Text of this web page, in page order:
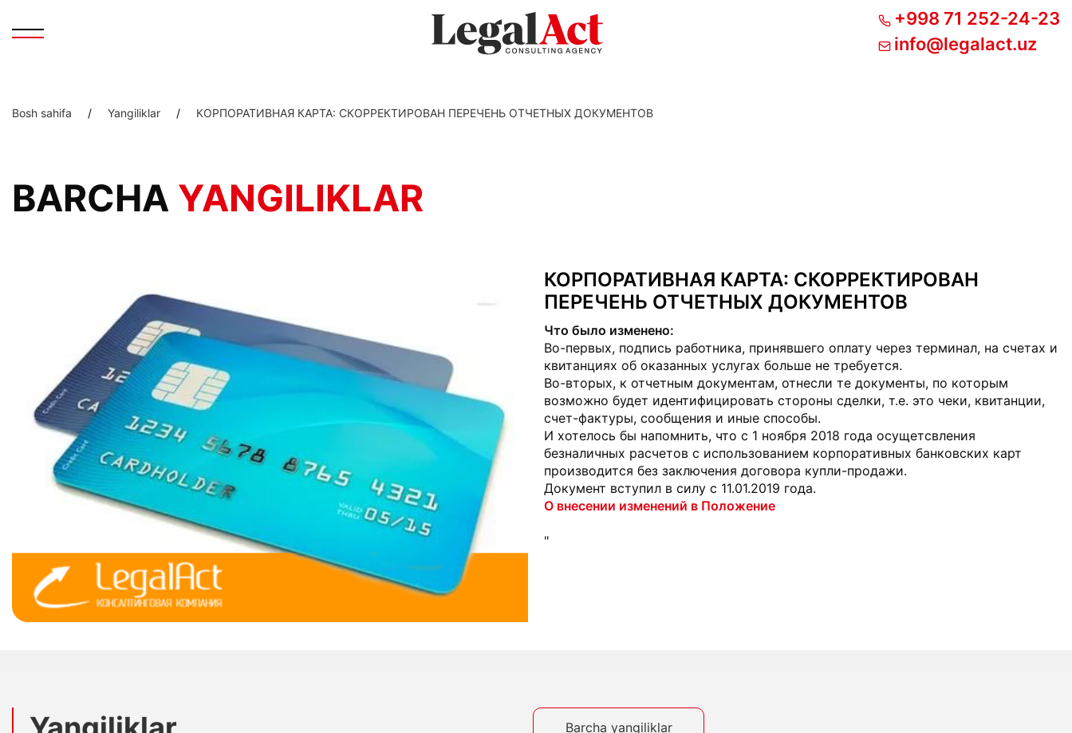
+998 71 252-24-23
info@legalact.uz
Bosh sahifa / Yangiliklar / КОРПОРАТИВНАЯ КАРТА: СКОРРЕКТИРОВАН ПЕРЕЧЕНЬ ОТЧЕТНЫХ ДОКУМЕНТОВ
BARCHA YANGILIKLAR
КОРПОРАТИВНАЯ КАРТА: СКОРРЕКТИРОВАН
ПЕРЕЧЕНЬ ОТЧЕТНЫХ ДОКУМЕНТОВ
Что было изменено:
Во-первых, подпись работника, принявшего оплату через терминал, на счетах и
квитанциях об оказанных услугах больше не требуется.
Во-вторых, к отчетным документам, отнесли те документы, по которым
возможно будет идентифицировать стороны сделки, т.е. это чеки, квитанции,
счет-фактуры, сообщения и иные способы.
И хотелось бы напомнить, что с 1 ноября 2018 года осущетсвления
безналичных расчетов с использованием корпоративных банковских карт
производится без заключения договора купли-продажи.
Документ вступил в силу с 11.01.2019 года.
О внесении изменений в Положение
"
Barcha yangiliklar